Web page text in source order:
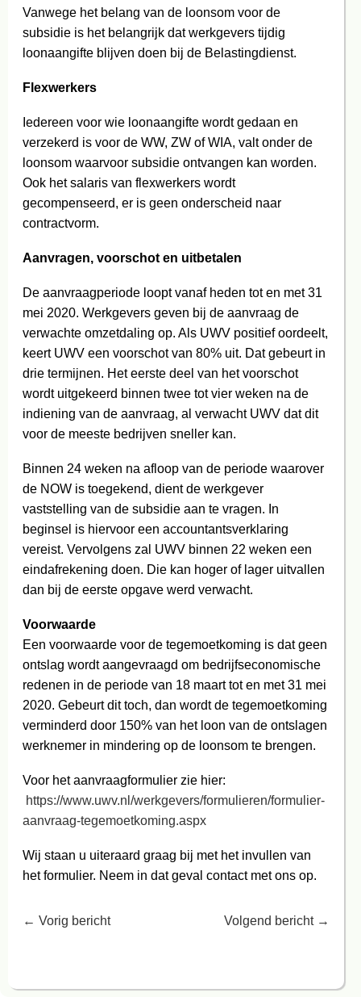
Vanwege het belang van de loonsom voor de
subsidie is het belangrijk dat werkgevers tijdig
loonaangifte blijven doen bij de Belastingdienst.
Flexwerkers
Iedereen voor wie loonaangifte wordt gedaan en
verzekerd is voor de WW, ZW of WIA, valt onder de
loonsom waarvoor subsidie ontvangen kan worden.
Ook het salaris van flexwerkers wordt
gecompenseerd, er is geen onderscheid naar
contractvorm.
Aanvragen, voorschot en uitbetalen
De aanvraagperiode loopt vanaf heden tot en met 31
mei 2020. Werkgevers geven bij de aanvraag de
verwachte omzetdaling op. Als UWV positief oordeelt,
keert UWV een voorschot van 80% uit. Dat gebeurt in
drie termijnen. Het eerste deel van het voorschot
wordt uitgekeerd binnen twee tot vier weken na de
indiening van de aanvraag, al verwacht UWV dat dit
voor de meeste bedrijven sneller kan.
Binnen 24 weken na afloop van de periode waarover
de NOW is toegekend, dient de werkgever
vaststelling van de subsidie aan te vragen. In
beginsel is hiervoor een accountantsverklaring
vereist. Vervolgens zal UWV binnen 22 weken een
eindafrekening doen. Die kan hoger of lager uitvallen
dan bij de eerste opgave werd verwacht.
Voorwaarde
Een voorwaarde voor de tegemoetkoming is dat geen
ontslag wordt aangevraagd om bedrijfseconomische
redenen in de periode van 18 maart tot en met 31 mei
2020. Gebeurt dit toch, dan wordt de tegemoetkoming
verminderd door 150% van het loon van de ontslagen
werknemer in mindering op de loonsom te brengen.
Voor het aanvraagformulier zie hier:
https://www.uwv.nl/werkgevers/formulieren/formulier-
aanvraag-tegemoetkoming.aspx
Wij staan u uiteraard graag bij met het invullen van
het formulier. Neem in dat geval contact met ons op.
← Vorig bericht Volgend bericht →